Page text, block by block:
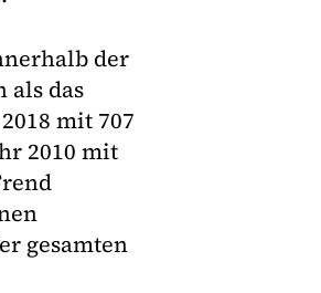
der
als das
mit 707
2010 mit
gesamten